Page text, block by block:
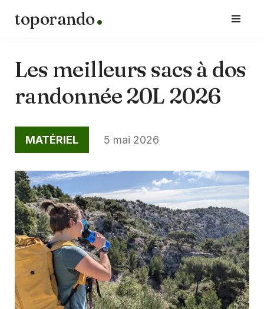
contenu
toporando
Les meilleurs sacs à dos
randonnée 20L 2026
MATÉRIEL 5 mai 2026